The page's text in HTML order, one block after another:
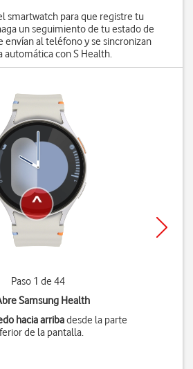
smartwatch para que registre tu
un seguimiento de tu estado de
envían al teléfono y se sincronizan
automática con S Health.
Paso 1 de 44
Samsung Health
hacia arribadesde la parte
de la pantalla.